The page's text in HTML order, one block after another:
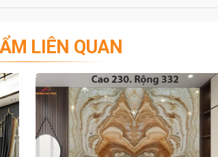
phòng khách hoặc phòng
nhau và kích thước khá
vân giống nhau nên
LIÊN QUAN